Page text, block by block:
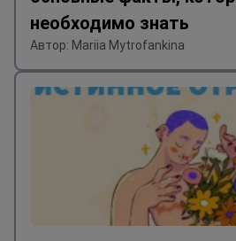
необходимо знать
Автор: Mariia Mytrofankina